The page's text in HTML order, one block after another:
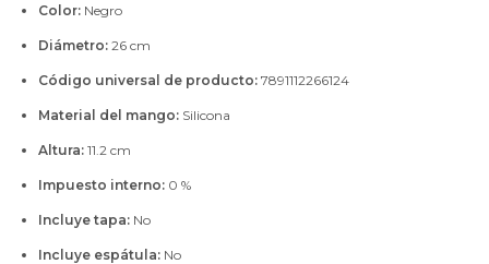
Color: Negro
Diámetro: 26 cm
Código universal de producto: 7891112266124
Material del mango: Silicona
Altura: 11.2 cm
Impuesto interno: 0 %
Incluye tapa: No
Incluye espátula: No